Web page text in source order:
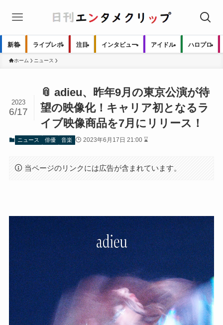
新着 ライブレポ 注目 インタビュー アイドル ハロプロ
ホーム ニュース
📎 adieu、昨年9月の東京公演が待
望の映像化！キャリア初となるラ
イブ映像商品を7月にリリース！
2023
6/17
ニュース 俳優 音楽 2023年6月17日 21:00 ⌛
当ページのリンクには広告が含まれています。